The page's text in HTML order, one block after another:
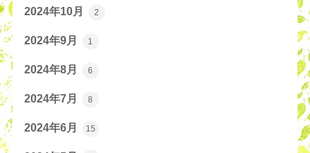
2024年10月 2
2024年9月 1
2024年8月 6
2024年7月 8
2024年6月 15